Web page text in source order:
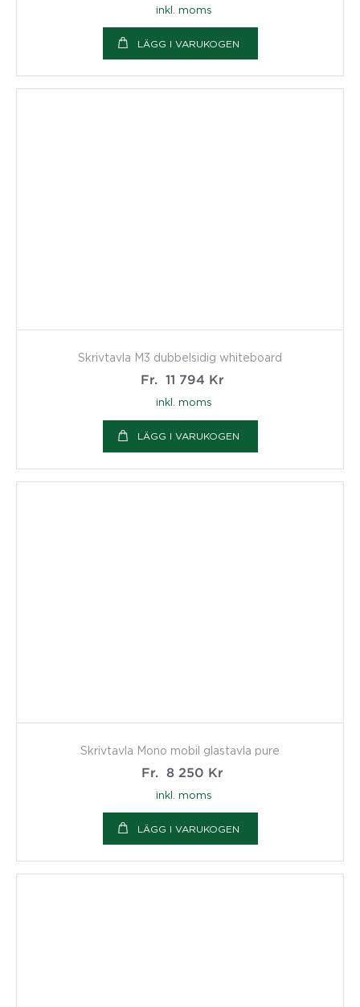
inkl. moms
LÄGG I VARUKOGEN
Skrivtavla M3 dubbelsidig whiteboard
Fr.
11 794 Kr
inkl. moms
LÄGG I VARUKOGEN
Skrivtavla Mono mobil glastavla pure
Fr.
8 250 Kr
inkl. moms
LÄGG I VARUKOGEN